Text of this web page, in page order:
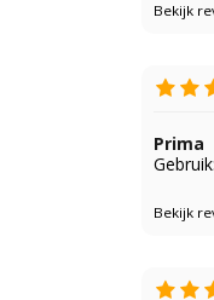
Bekijk
Prima
Bekijk